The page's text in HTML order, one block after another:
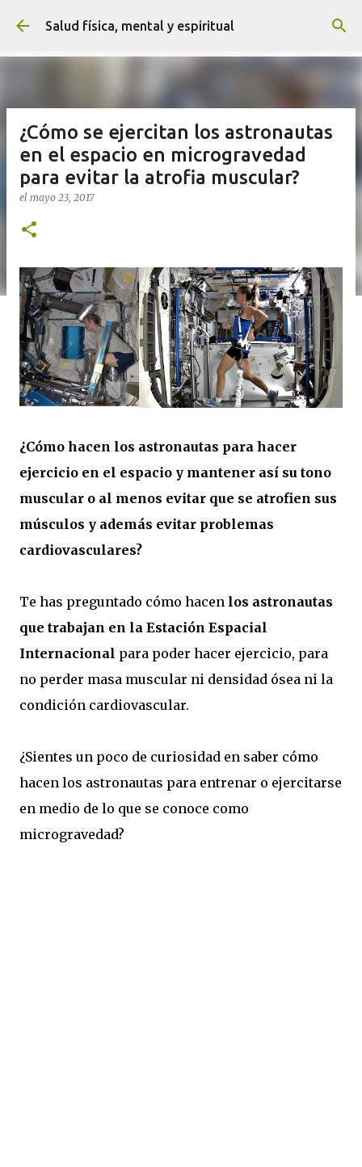
Ir al contenido principal
Salud física, mental y espiritual
¿Cómo se ejercitan los astronautas
en el espacio en microgravedad
para evitar la atrofia muscular?
el mayo 23, 2017
¿Cómo hacen los astronautas para hacer
ejercicio en el espacio y mantener así su tono
muscular o al menos evitar que se atrofien sus
músculos y además evitar problemas
cardiovasculares?
Te has preguntado cómo hacen los astronautas
que trabajan en la Estación Espacial
Internacional para poder hacer ejercicio, para
no perder masa muscular ni densidad ósea ni la
condición cardiovascular.
¿Sientes un poco de curiosidad en saber cómo
hacen los astronautas para entrenar o ejercitarse
en medio de lo que se conoce como
microgravedad?